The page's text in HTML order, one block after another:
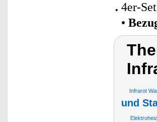
4er-
•
Infrarot
und